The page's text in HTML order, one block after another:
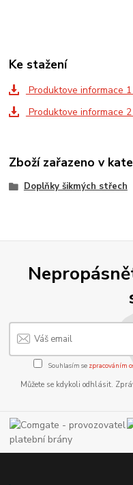
Ke stažení
Produktove informace 1
Produktove informace 2
Zboží zařazeno v
Doplňky šikmých střech
Souhlasím se zpracováním
Můžete se kdykoli odhlásit.